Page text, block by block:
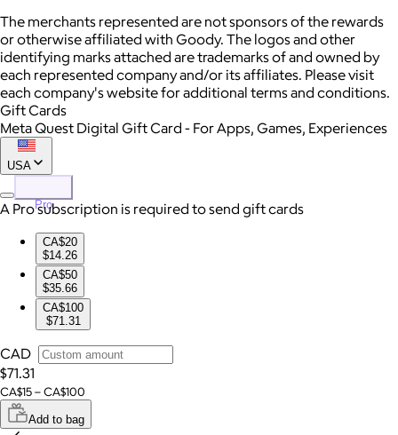
The merchants represented are not sponsors of the rewards
or otherwise affiliated with Goody. The logos and other
identifying marks attached are trademarks of and owned by
each represented company and/or its affiliates. Please visit
each company's website for additional terms and conditions.
Gift Cards
Meta Quest Digital Gift Card - For Apps, Games, Experiences
USA
Pro
A Pro subscription is required to send gift cards
CA$20
$14.26
CA$50
$35.66
CA$100
$71.31
CAD
$71.31
CA$15 – CA$100
Add to bag